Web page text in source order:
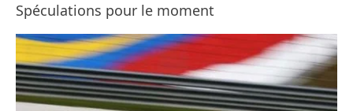
Spéculations pour le moment